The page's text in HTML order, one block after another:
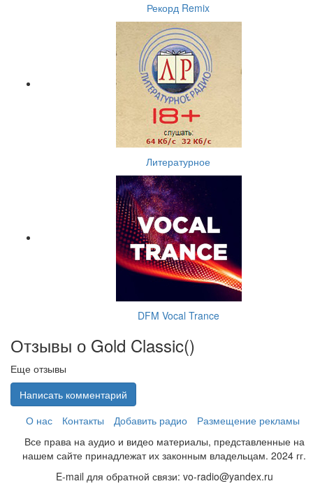
Рекорд Remix
Литературное
DFM Vocal Trance
Отзывы о Gold Classic()
Еще отзывы
Написать комментарий
О нас
Контакты Добавить радио
Размещение рекламы
Все права на аудио и видео материалы, представленные на
нашем сайте принадлежат их законным владельцам. 2024 гг.
E-mail для обратной связи: vo-radio@yandex.ru